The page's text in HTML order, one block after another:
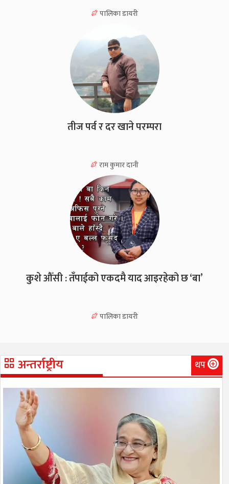
पालिका डायरी
तीज पर्व र दर खाने परम्परा
राम कुमार दानी
कुशे औँसी : तँपाईको एकदमै याद आइरहेको छ ‘बा’
पालिका डायरी
अन्तर्राष्ट्रीय थप